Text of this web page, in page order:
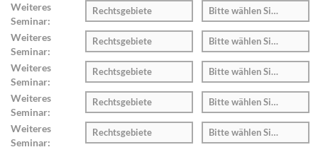
Weiteres
Seminar:
Rechtsgebiete Bitte wählen Sie zunächst
Weiteres
Seminar:
Rechtsgebiete Bitte wählen Sie zunächst
Weiteres
Seminar:
Rechtsgebiete Bitte wählen Sie zunächst
Weiteres
Seminar:
Rechtsgebiete Bitte wählen Sie zunächst
Weiteres
Seminar:
Rechtsgebiete Bitte wählen Sie zunächst